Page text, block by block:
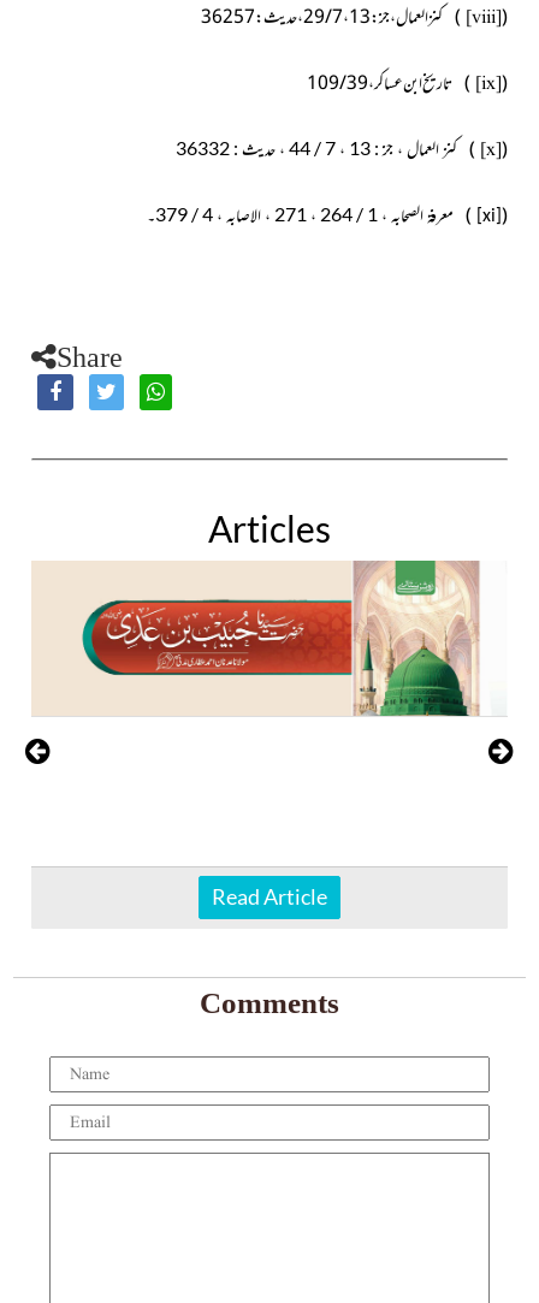
(
[viii]
) کنز العمال ، جز : 13 ، 7 / 29 ، حدیث : 36257
(
[ix]
) تاریخ ابن عساکر ، 39 / 109
(
[x]
) کنز العمال ، جز : 13 ، 7 / 44 ، حدیث : 36332
(
[xi]
) معرفۃ الصحابہ ، 1 / 264 ، 271 ، الاصابہ ، 4 / 379۔
Share
Articles
Read Article
Comments